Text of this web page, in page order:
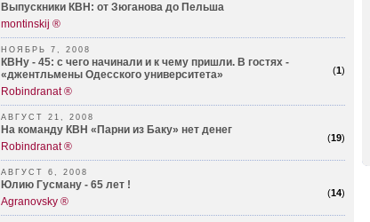
Выпускники КВН: от Зюганова до Пельша
montinskij ®
НОЯБРЬ 7, 2008
(1)
КВНу - 45: с чего начинали и к чему пришли. В гостях -
«джентльмены Одесского университета»
Robindranat ®
АВГУСТ 21, 2008
(19)
На команду КВН «Парни из Баку» нет денег
Robindranat ®
АВГУСТ 6, 2008
(14)
Юлию Гусману - 65 лет !
Agranovsky ®